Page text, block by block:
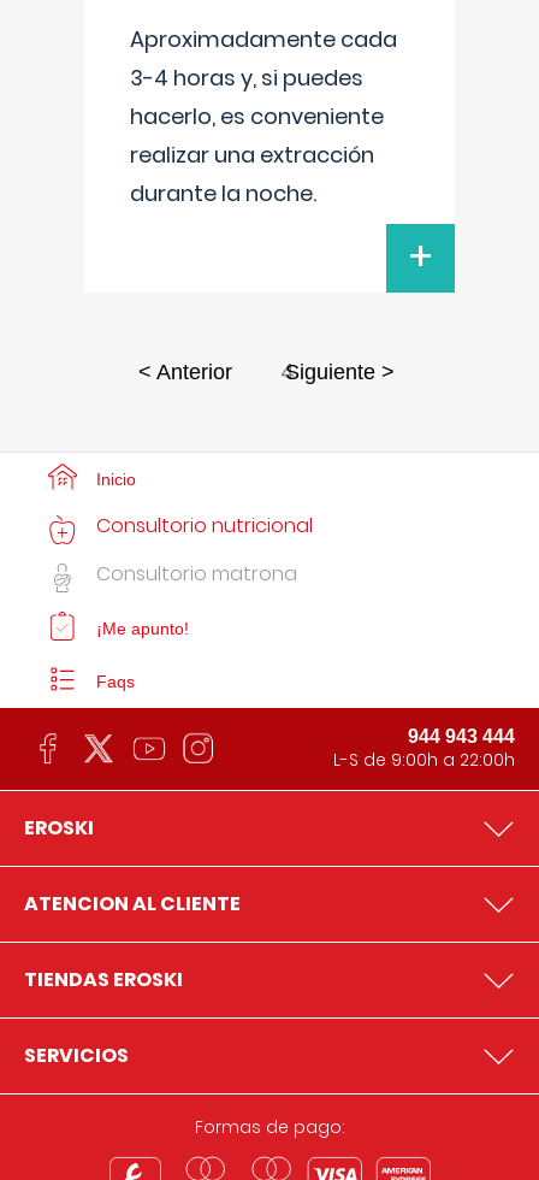
Aproximadamente cada
3-4 horas y, si puedes
hacerlo, es conveniente
realizar una extracción
durante la noche.
+
< Anterior 4
Siguiente >
Inicio
Consultorio nutricional
Consultorio matrona
¡Me apunto!
Faqs
944 943 444
L-S de 9:00h a 22:00h
EROSKI
ATENCION AL CLIENTE
TIENDAS EROSKI
SERVICIOS
Formas de pago: